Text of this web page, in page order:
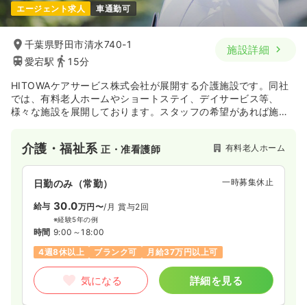
エージェント求人 車通勤可
千葉県野田市清水740-1
愛宕駅
15分
施設詳細
HITOWAケアサービス株式会社が展開する介護施設です。同社
では、有料老人ホームやショートステイ、デイサービス等、
様々な施設を展開しております。スタッフの希望があれば施設
介護・福祉系正・准看護師 有料老人ホーム
日勤のみ（常勤） 一時募集休止
給与 30.0万円〜/月 賞与2回
※経験5年の例
時間 9:00～18:00
4週8休以上
ブランク可 月給37万円以上可
気になる 詳細を見る